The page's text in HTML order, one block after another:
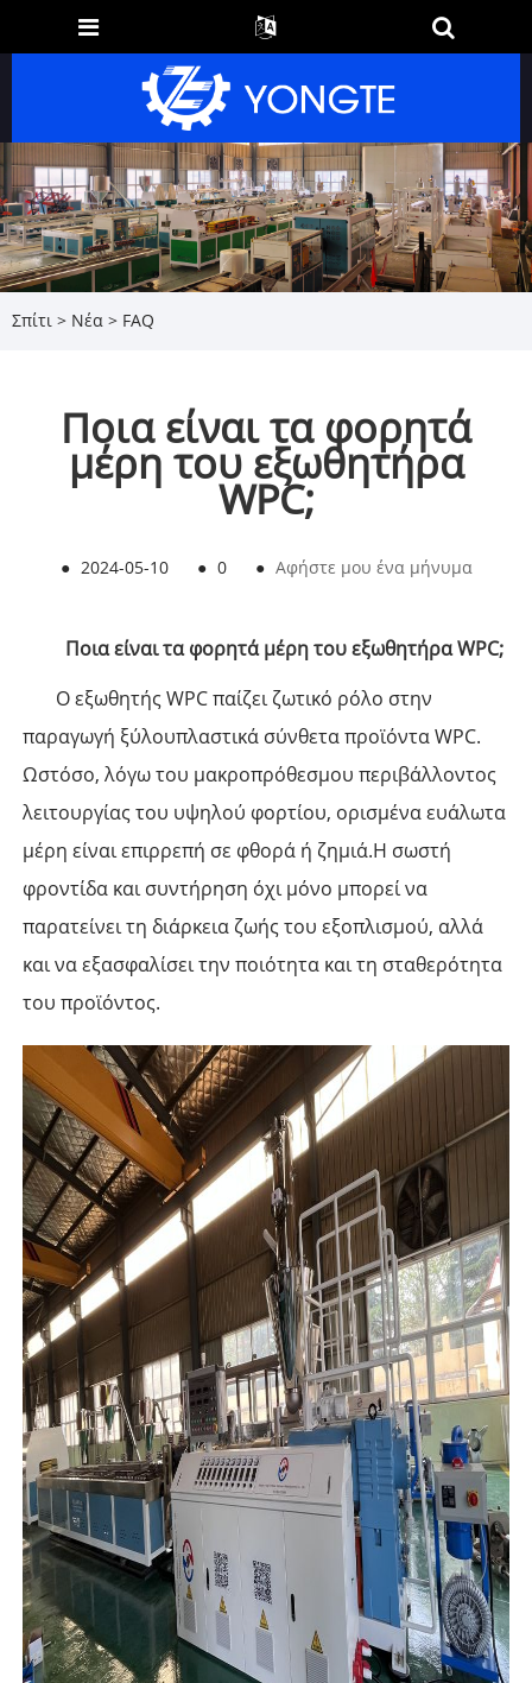
Σπίτι > Νέα > FAQ
Ποια είναι τα φορητά
μέρη του εξωθητήρα
WPC;
● 2024-05-10 ● 0 ● Αφήστε μου ένα μήνυμα
Ποια είναι τα φορητά μέρη του εξωθητήρα WPC;
Ο εξωθητής WPC παίζει ζωτικό ρόλο στην
παραγωγή ξύλουπλαστικά σύνθετα προϊόντα WPC.
Ωστόσο, λόγω του μακροπρόθεσμου περιβάλλοντος
λειτουργίας του υψηλού φορτίου, ορισμένα ευάλωτα
μέρη είναι επιρρεπή σε φθορά ή ζημιά.Η σωστή
φροντίδα και συντήρηση όχι μόνο μπορεί να
παρατείνει τη διάρκεια ζωής του εξοπλισμού, αλλά
και να εξασφαλίσει την ποιότητα και τη σταθερότητα
του προϊόντος.